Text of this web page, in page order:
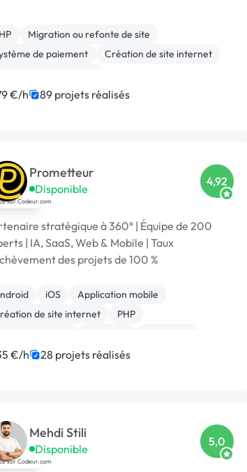
Migration ou refonte de site
de paiement
Création de site internet
spécifique
JavaScript
€/h 89 projets réalisés
Prometteur
Disponible
4,92
stratégique à 360° | Équipe de 200
| IA, SaaS, Web & Mobile | Taux
des projets de 100 %
iOS
Application mobile
de site internet
PHP
end
Front-end
€/h 28 projets réalisés
Mehdi Stili
Disponible
5,0